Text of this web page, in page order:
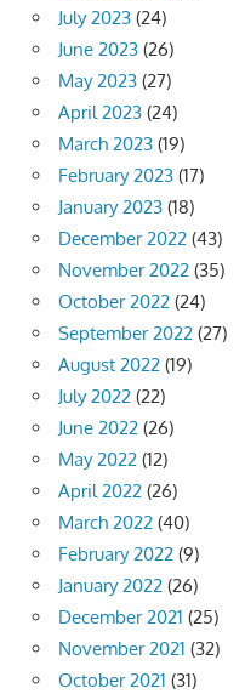
July 2023 (24)
June 2023 (26)
May 2023 (27)
April 2023 (24)
March 2023 (19)
February 2023 (17)
January 2023 (18)
December 2022 (43)
November 2022 (35)
October 2022 (24)
September 2022 (27)
August 2022 (19)
July 2022 (22)
June 2022 (26)
May 2022 (12)
April 2022 (26)
March 2022 (40)
February 2022 (9)
January 2022 (26)
December 2021 (25)
November 2021 (32)
October 2021 (31)